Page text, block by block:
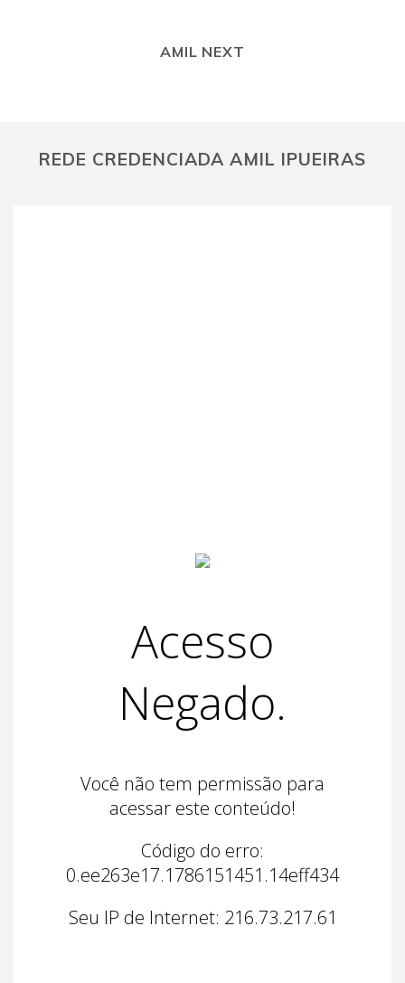
AMIL NEXT
REDE CREDENCIADA AMIL IPUEIRAS